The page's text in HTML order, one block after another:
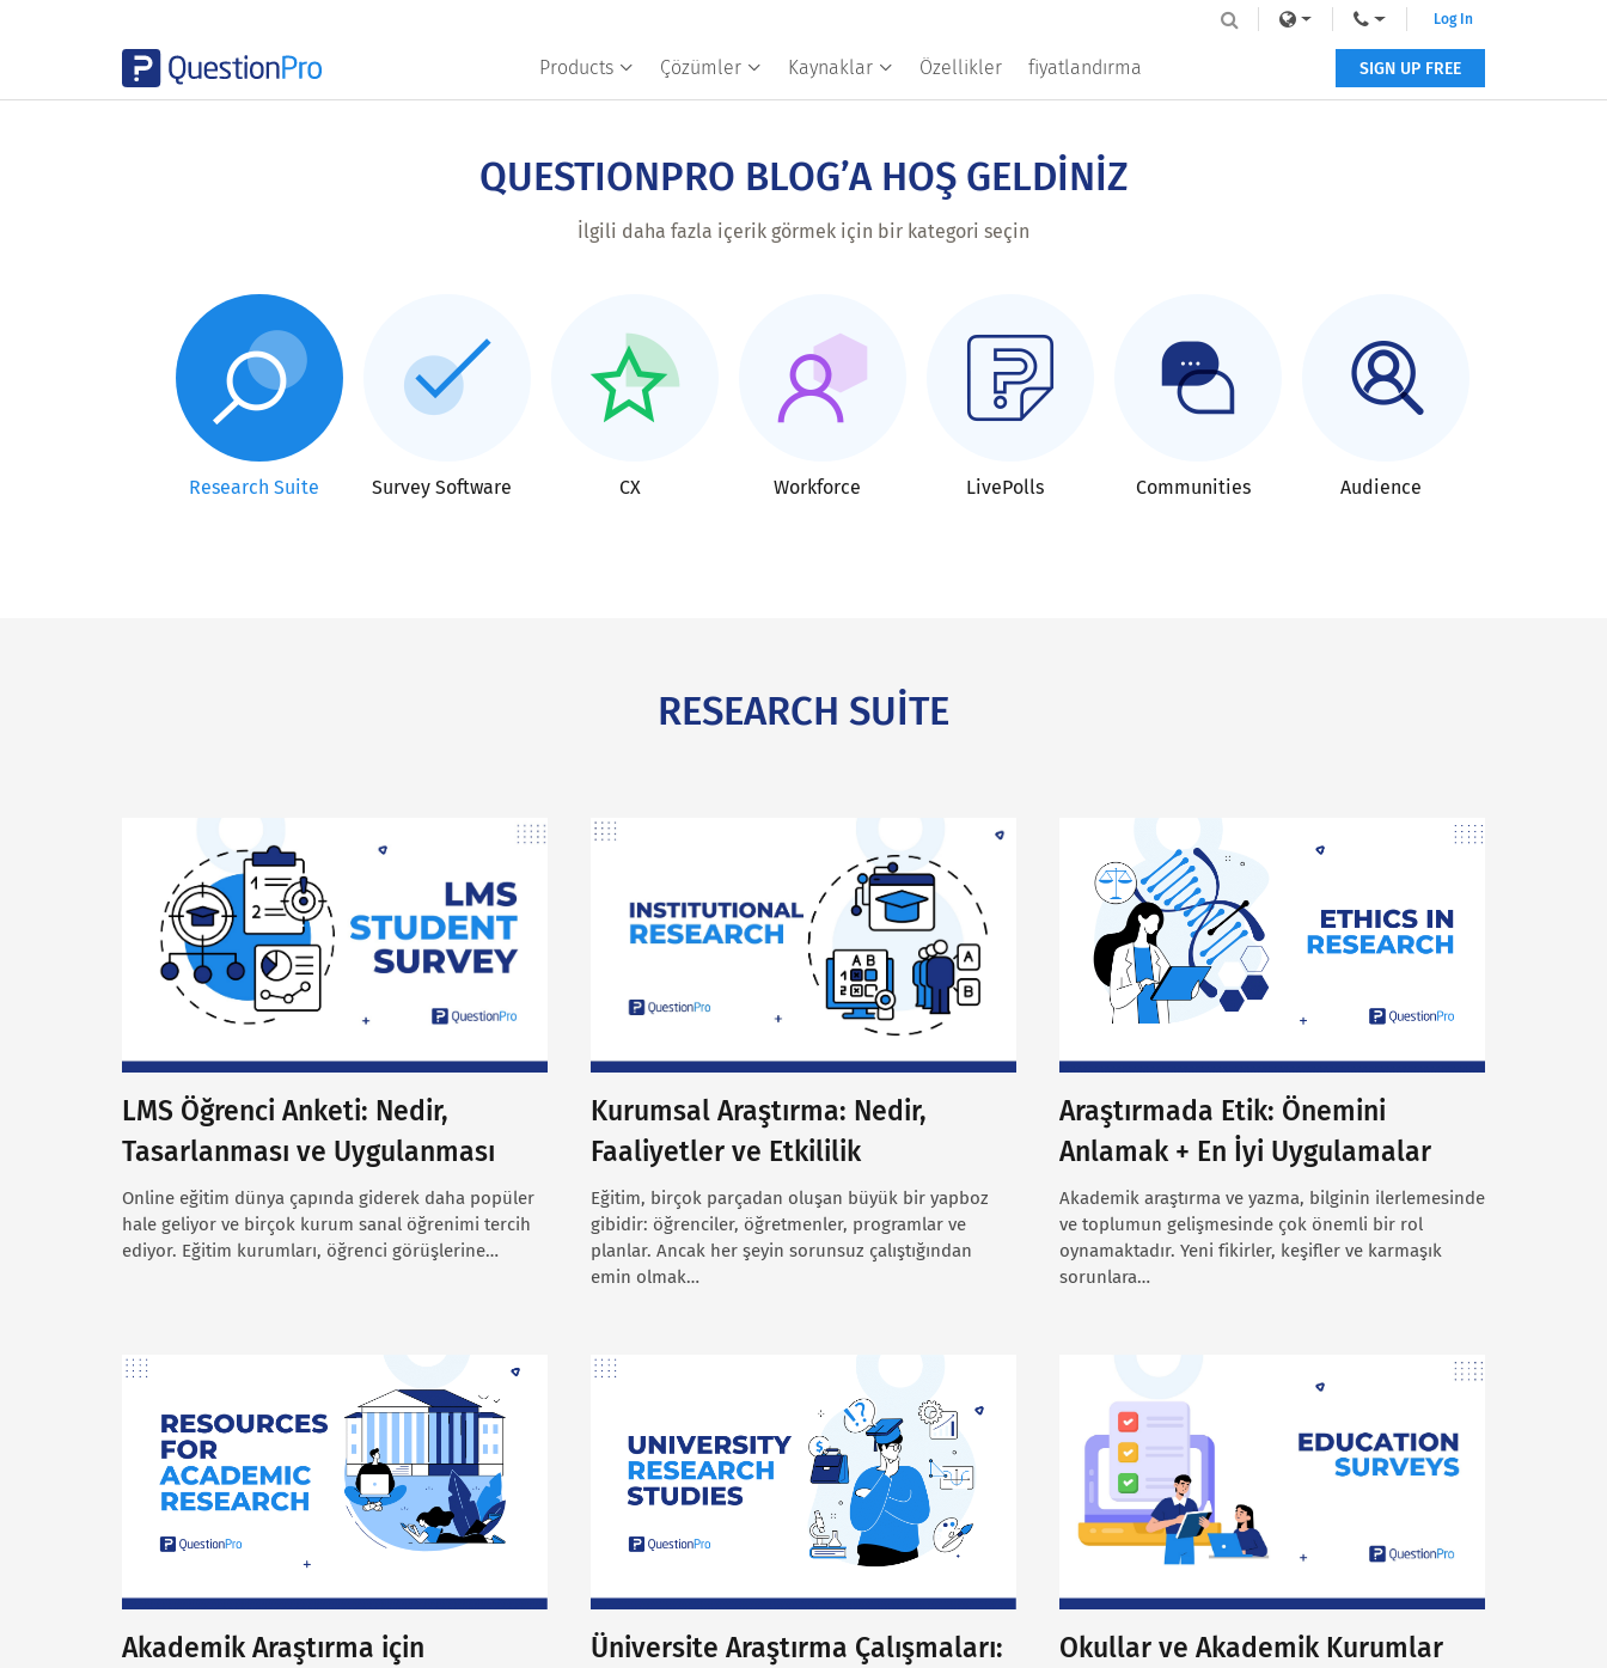
Products Çözümler Kaynaklar Özellikler fiyatlandırma
Log In
SIGN UP FREE
QUESTIONPRO BLOG’A HOŞ GELDİNİZ
İlgili daha fazla içerik görmek için bir kategori seçin
Research Suite Survey Software CX Workforce LivePolls Communities Audience
RESEARCH SUITE
LMS Öğrenci Anketi: Nedir,
Tasarlanması ve Uygulanması
Online eğitim dünya çapında giderek daha popüler
hale geliyor ve birçok kurum sanal öğrenimi tercih
ediyor. Eğitim kurumları, öğrenci görüşlerine…
Kurumsal Araştırma: Nedir,
Faaliyetler ve Etkililik
Eğitim, birçok parçadan oluşan büyük bir yapboz
gibidir: öğrenciler, öğretmenler, programlar ve
planlar. Ancak her şeyin sorunsuz çalıştığından
emin olmak…
Araştırmada Etik: Önemini
Anlamak + En İyi Uygulamalar
Akademik araştırma ve yazma, bilginin ilerlemesinde
ve toplumun gelişmesinde çok önemli bir rol
oynamaktadır. Yeni fikirler, keşifler ve karmaşık
sorunlara…
Akademik Araştırma için
Üniversite Araştırma Çalışmaları:
Okullar ve Akademik Kurumlar